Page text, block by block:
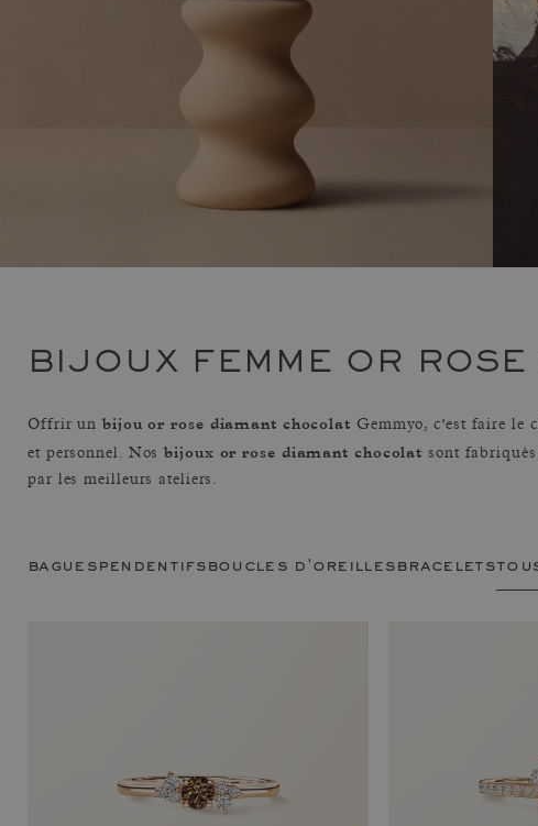
BIJOUX FEMME OR
Offrir un bijou or rose diamant chocolat Gemmyo, c'est faire le
et personnel. Nosbijoux or rose diamant chocolat sont
par les meilleurs ateliers.
bagues pendentifs boucles d'oreilles bracelets